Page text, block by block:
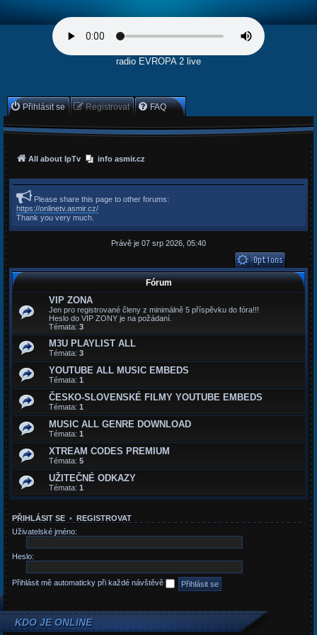
radio EVROPA 2 live
Přihlásit se Registrovat FAQ
All about IpTv info asmir.cz
Please share this page to other forums:
https://onlinetv.asmir.cz/
Thank you very much.
Právě je 07 srp 2026, 05:40
Fórum
VIP ZONA
Jen pro registrované členy z minimálně 5 příspěvku do fóra!!!
Heslo do VIP ZONY je na požádaní.
Témata: 3
M3U PLAYLIST ALL
Témata: 3
YOUTUBE ALL MUSIC EMBEDS
Témata: 1
ČESKO-SLOVENSKÉ FILMY YOUTUBE EMBEDS
Témata: 1
MUSIC ALL GENRE DOWNLOAD
Témata: 1
XTREAM CODES PREMIUM
Témata: 5
UŽITEČNÉ ODKAZY
Témata: 1
PŘIHLÁSIT SE • REGISTROVAT
Uživatelské jméno:
Heslo:
Přihlásit mě automaticky při každé návštěvě
KDO JE ONLINE